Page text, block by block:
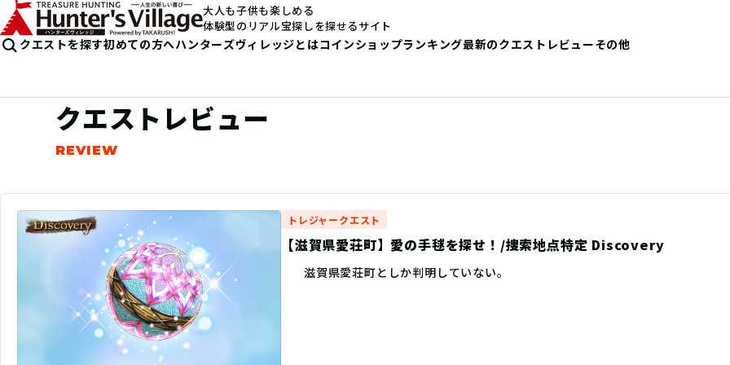
大人も子供も楽しめる
体験型のリアル宝探しを探せるサイト
クエストを探す初めての方へハンターズヴィレッジとはコインショップランキング最新のクエストレビューその他
クエストレビュー
トレジャークエスト
【滋賀県愛荘町】愛の手毬を探せ！/捜索地点特定 Discovery
滋賀県愛荘町としか判明していない。